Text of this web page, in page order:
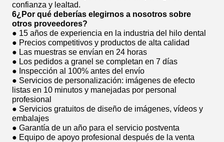
confianza y lealtad.
6¿Por qué deberías elegirnos a nosotros sobre
otros proveedores?
● 15 años de experiencia en la industria del hilo dental
● Precios competitivos y productos de alta calidad
● Las muestras se envían en 24 horas
● Los pedidos a granel se completan en 7 días
● Inspección al 100% antes del envío
● Servicios de personalización: imágenes de efecto
listas en 10 minutos y manejadas por personal
profesional
● Servicios gratuitos de diseño de imágenes, vídeos y
embalajes
● Garantía de un año para el servicio postventa
● Equipo de apoyo profesional después de la venta